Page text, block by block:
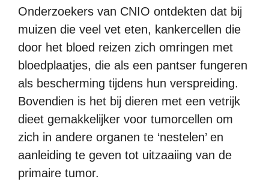
Onderzoekers van CNIO ontdekten dat bij
muizen die veel vet eten, kankercellen die
door het bloed reizen zich omringen met
bloedplaatjes, die als een pantser fungeren
als bescherming tijdens hun verspreiding.
Bovendien is het bij dieren met een vetrijk
dieet gemakkelijker voor tumorcellen om
zich in andere organen te ‘nestelen’ en
aanleiding te geven tot uitzaaiing van de
primaire tumor.